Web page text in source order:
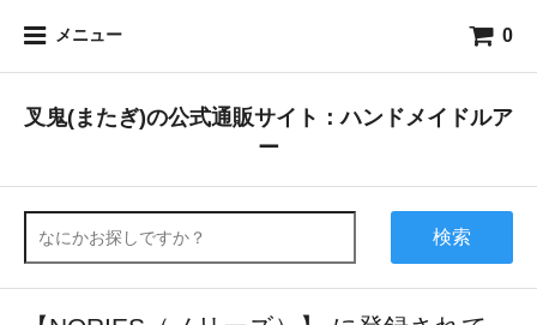
メニュー 0
叉鬼(またぎ)の公式通販サイト：ハンドメイドルア
ー
検索